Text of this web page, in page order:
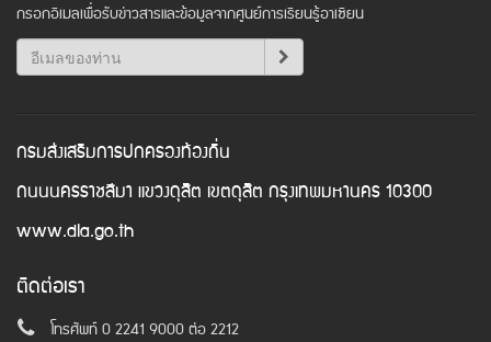
กรอกอีเมลเพื่อรับข่าวสารและข้อมูลจากศูนย์การเรียนรู้อาเซียน
กรมส่งเสริมการปกครองท้องถิ่น
ถนนนครราชสีมา แขวงดุสิต เขตดุสิต กรุงเทพมหานคร 10300
www.dla.go.th
ติดต่อเรา
โทรศัพท์ 0 2241 9000 ต่อ 2212